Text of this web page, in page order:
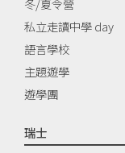
冬/夏令營
私立走讀中學 day
語言學校
主題遊學
遊學團
瑞士